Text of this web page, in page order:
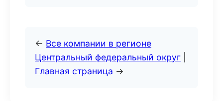
← Все компании в регионе
Центральный федеральный округ
Главная страница →